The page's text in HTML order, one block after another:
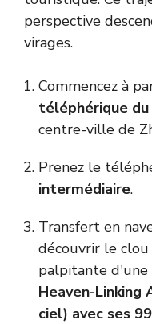
perspective
virages.
Commencez à
téléphérique
centre-ville de
Prenez le
intermédiaire.
Transfert en
découvrir le
palpitante d'une
Heaven-Linking
ciel) avec ses